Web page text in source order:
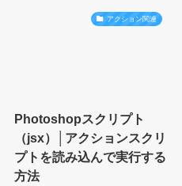
アクション関連
Photoshopスクリプト
（jsx）│アクションスクリ
プトを読み込んで実行する
方法